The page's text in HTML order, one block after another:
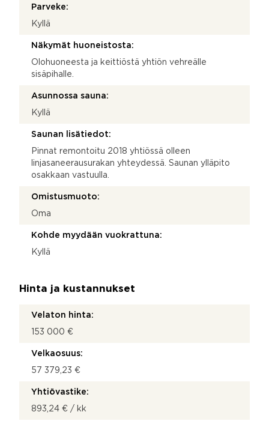
Parveke:
Kyllä
Näkymät huoneistosta:
Olohuoneesta ja keittiöstä yhtiön vehreälle
sisäpihalle.
Asunnossa sauna:
Kyllä
Saunan lisätiedot:
Pinnat remontoitu 2018 yhtiössä olleen
linjasaneerausurakan yhteydessä. Saunan ylläpito
osakkaan vastuulla.
Omistusmuoto:
Oma
Kohde myydään vuokrattuna:
Kyllä
Hinta ja kustannukset
Velaton hinta:
153 000 €
Velkaosuus:
57 379,23 €
Yhtiövastike:
893,24 € / kk